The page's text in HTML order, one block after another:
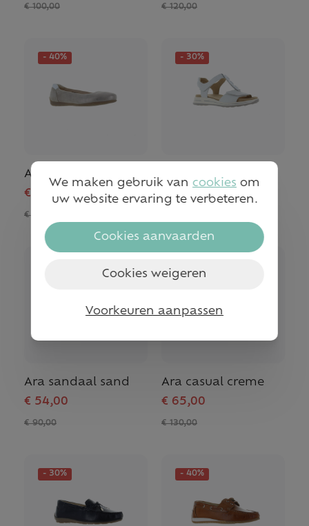
€ 100,00 € 120,00
- 40%
Ara ballerina brons
€ 66,00
€ 110,00
- 30%
€ 77,00
Ara sandaal sand
€ 54,00
€ 90,00
Ara casual creme
€ 65,00
€ 130,00
- 30% - 40%
We maken gebruik van cookies om
uw website ervaring te verbeteren.
Cookies aanvaarden
Cookies weigeren
Voorkeuren aanpassen